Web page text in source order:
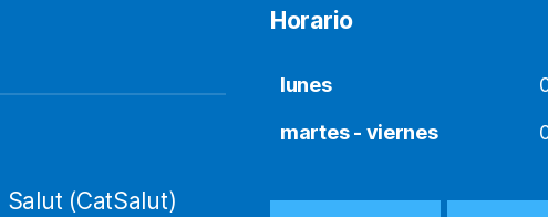
(CatSalut)
Horario
lunes
martes - viernes